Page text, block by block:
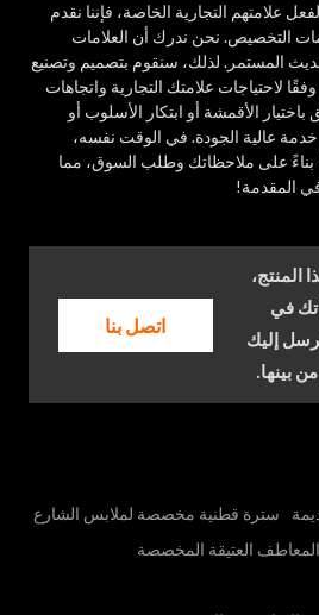
علامتهم التجارية الخاصة، فإننا نقدم
التخصيص. نحن ندرك أن العلامات
المستمر. لذلك، سنقوم بتصميم وتصنيع
لاحتياجات علامتك التجارية واتجاهات
الأقمشة أو ابتكار الأسلوب أو
عالية الجودة. في الوقت نفسه،
على ملاحظاتك وطلب السوق، مما
المقدمة!
المنتج،
في
إليك
بينها.
اتصل بنا
سترة قطنية مخصصة لملابس الشارع
العتيقة المخصصة